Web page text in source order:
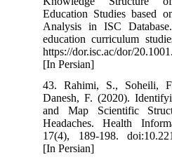
Education Studies based
Analysis in ISC
education curriculum
https://dor.isc.ac/dor/
[In Persian]
43. Rahimi, S.,
Danesh, F. (2020).
and Map Scientific
Headaches. Health
17(4), 189-198.
[In Persian]